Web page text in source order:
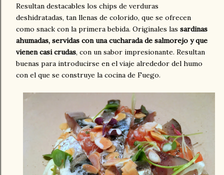
Resultan destacables los chips de verduras
deshidratadas, tan llenas de colorido, que se ofrecen
como snack con la primera bebida. Originales las sardinas
ahumadas, servidas con una cucharada de salmorejo y que
vienen casi crudas, con un sabor impresionante. Resultan
buenas para introducirse en el viaje alrededor del humo
con el que se construye la cocina de Fuego.